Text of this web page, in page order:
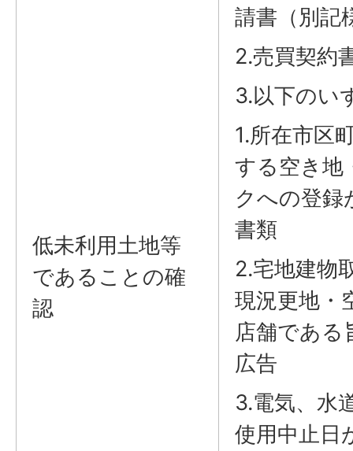
低未利用土地等
であることの確
認
請書（別記
2.売買契約
3.以下のい
1.所在市区
する空き地
クへの登録
書類
2.宅地建物
現況更地・
店舗である
広告
3.電気、水
使用中止日